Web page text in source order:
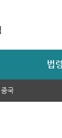
법
중국